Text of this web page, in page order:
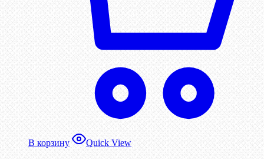
В корзину Quick View